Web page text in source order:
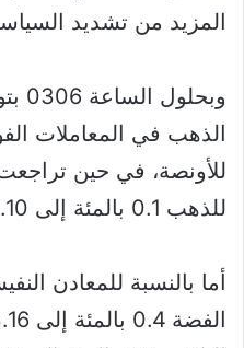
المزيد من تشديد
للأونصة، في حين تراجعت
للذهب 0.1 بالمئة إلى 1946.10 دولار.
أما بالنسبة للمعادن